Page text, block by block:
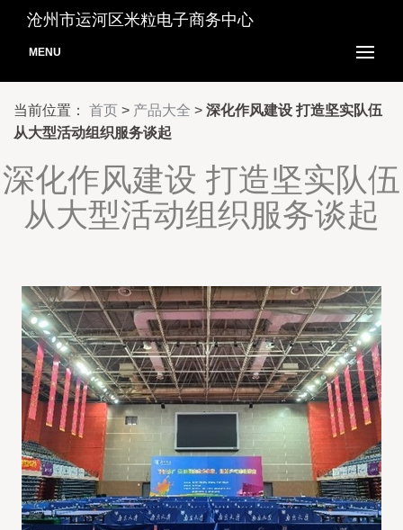
沧州市运河区米粒电子商务中心
MENU
当前位置： 首页 > 产品大全 > 深化作风建设 打造坚实队伍
从大型活动组织服务谈起
深化作风建设 打造坚实队伍
从大型活动组织服务谈起